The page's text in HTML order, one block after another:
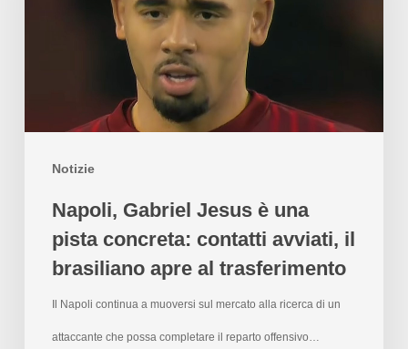
Notizie
Napoli, Gabriel Jesus è una
pista concreta: contatti avviati, il
brasiliano apre al trasferimento
Il Napoli continua a muoversi sul mercato alla ricerca di un
attaccante che possa completare il reparto offensivo…